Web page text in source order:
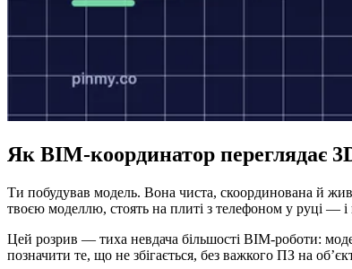
Як BIM-координатор переглядає
Ти побудував модель. Вона чиста, скоординована й
твоєю моделлю, стоять на плиті з телефоном у руці —
Цей розрив — тиха невдача більшості BIM-роботи:
позначити те, що не збігається, без важкого ПЗ на